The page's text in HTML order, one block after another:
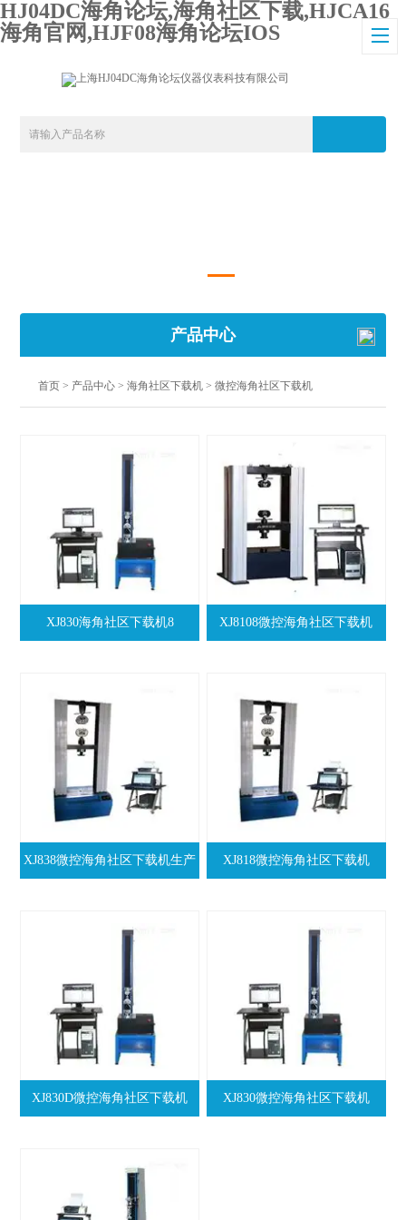
HJ04DC海角论坛,海角社区下载,HJCA16
海角官网,HJF08海角论坛IOS
产品中心
首页 > 产品中心 >海角社区下载机 >微控海角社区下载机
XJ830海角社区下载机8 XJ8108微控海角社区下载机
XJ838微控海角社区下载机生产 XJ818微控海角社区下载机
XJ830D微控海角社区下载机 XJ830微控海角社区下载机